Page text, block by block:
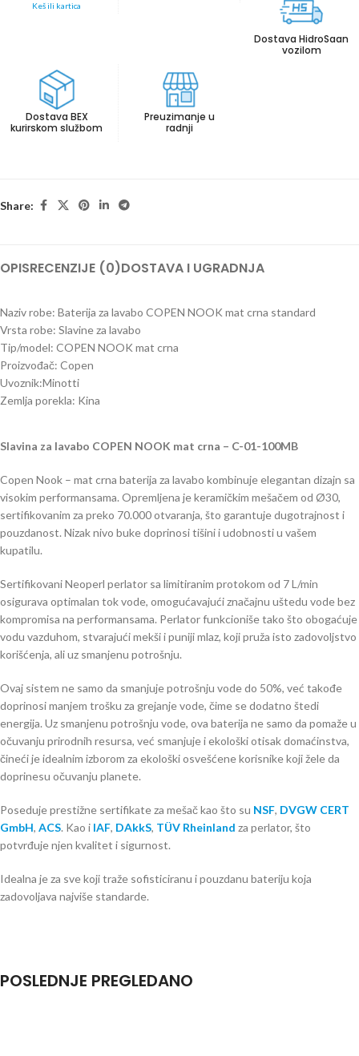
Keš ili kartica
Dostava HidroSaan
vozilom
Dostava BEX
kurirskom službom
Preuzimanje u
radnji
Share:
OPISRECENZIJE (0)DOSTAVA I UGRADNJA
Naziv robe: Baterija za lavabo COPEN NOOK mat crna standard
Vrsta robe: Slavine za lavabo
Tip/model: COPEN NOOK mat crna
Proizvođač: Copen
Uvoznik:Minotti
Zemlja porekla: Kina
Slavina za lavabo COPEN NOOK mat crna – C-01-100MB
Copen Nook – mat crna baterija za lavabo kombinuje elegantan dizajn sa
visokim performansama. Opremljena je keramičkim mešačem od Ø30,
sertifikovanim za preko 70.000 otvaranja, što garantuje dugotrajnost i
pouzdanost. Nizak nivo buke doprinosi tišini i udobnosti u vašem
kupatilu.
Sertifikovani Neoperl perlator sa limitiranim protokom od 7 L/min
osigurava optimalan tok vode, omogućavajući značajnu uštedu vode bez
kompromisa na performansama. Perlator funkcioniše tako što obogaćuje
vodu vazduhom, stvarajući mekši i puniji mlaz, koji pruža isto zadovoljstvo
korišćenja, ali uz smanjenu potrošnju.
Ovaj sistem ne samo da smanjuje potrošnju vode do 50%, već takođe
doprinosi manjem trošku za grejanje vode, čime se dodatno štedi
energija. Uz smanjenu potrošnju vode, ova baterija ne samo da pomaže u
očuvanju prirodnih resursa, već smanjuje i ekološki otisak domaćinstva,
čineći je idealnim izborom za ekološki osvešćene korisnike koji žele da
doprinesu očuvanju planete.
Poseduje prestižne sertifikate za mešač kao što su NSF, DVGW CERT
GmbH, ACS. Kao i IAF, DAkkS, TÜV Rheinland za perlator, što
potvrđuje njen kvalitet i sigurnost.
Idealna je za sve koji traže sofisticiranu i pouzdanu bateriju koja
zadovoljava najviše standarde.
POSLEDNJE PREGLEDANO